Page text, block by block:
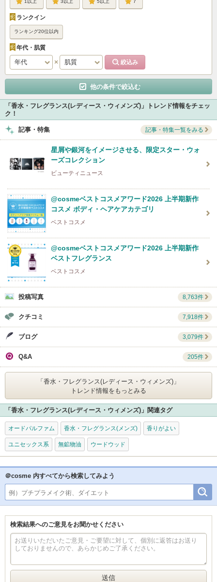
1 3 5 7
ランクイン
ランキング20位以内
年代・肌質
他の条件で絞込む
「香水・フレグランス(レディース・ウィメンズ)」トレンド情報をチェッ
ク！
記事・特集 記事・特集一覧をみる
星屑や銀河をイメージさせる、限定スター・ウォ
ーズコレクション
ビューティニュース
@cosmeベストコスメアワード2026 上半期新作
コスメ ボディ・ヘアケアカテゴリ
ベストコスメ
@cosmeベストコスメアワード2026 上半期新作
ベストフレグランス
ベストコスメ
投稿写真 8,763件
クチコミ 7,918件
ブログ 3,079件
Q&A 205件
「香水・フレグランス(レディース・ウィメンズ)」
トレンド情報をもっとみる
「香水・フレグランス(レディース・ウィメンズ)」関連タグ
オードパルファム 香水・フレグランス(メンズ) 香りがよい
ユニセックス系 無鉱物油 ウードウッド
＠cosme 内すべてから検索してみよう
検索結果へのご意見をお聞かせください